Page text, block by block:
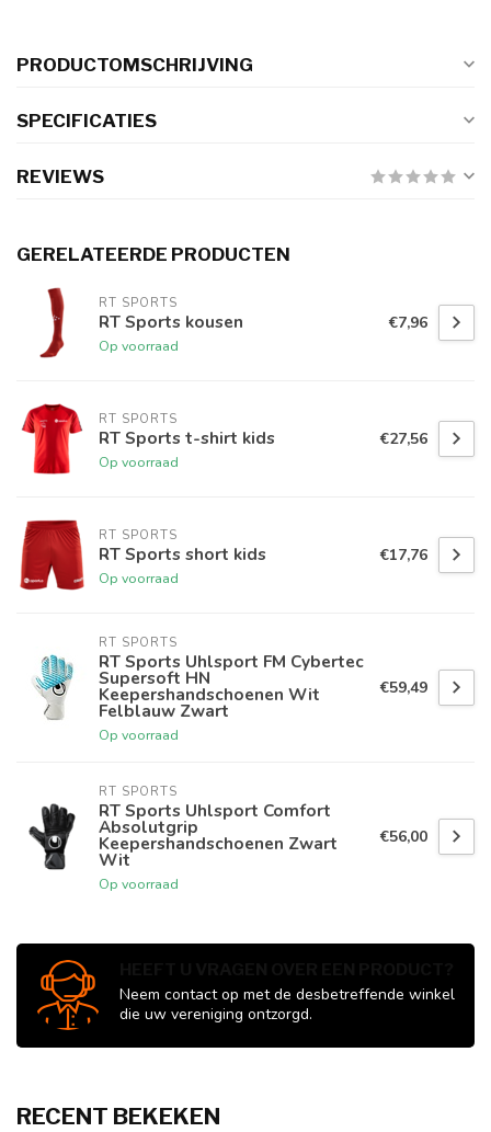
PRODUCTOMSCHRIJVING
SPECIFICATIES
REVIEWS
GERELATEERDE PRODUCTEN
RT SPORTS
RT Sports kousen
Op voorraad
€7,96
RT SPORTS
RT Sports t-shirt kids
Op voorraad
€27,56
RT SPORTS
RT Sports short kids
Op voorraad
€17,76
RT SPORTS
RT Sports Uhlsport FM Cybertec
Supersoft HN
Keepershandschoenen Wit
Felblauw Zwart
Op voorraad
€59,49
RT SPORTS
RT Sports Uhlsport Comfort
Absolutgrip
Keepershandschoenen Zwart
Wit
Op voorraad
€56,00
Neem contact op met de desbetreffende winkel
die uw vereniging ontzorgd.
RECENT BEKEKEN